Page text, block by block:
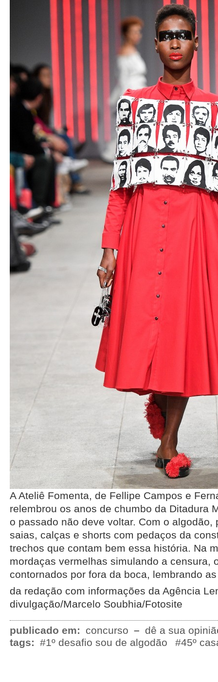
A Ateliê Fomenta, de Fellipe Campos e
relembrou os anos de chumbo da Ditadura
o passado não deve voltar. Com o algodão,
saias, calças e shorts com pedaços da
trechos que contam bem essa história. Na
mordaças vermelhas simulando a censura,
contornados por fora da boca, lembrando
da redação com informações da Agência
divulgação/Marcelo Soubhia/Fotosite
publicado em: concurso – dê a sua
tags: #1º desafio sou de algodão #45º